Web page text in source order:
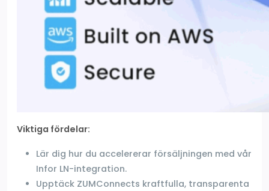
Viktiga fördelar:
Lär dig hur du accelererar försäljningen med vår
Infor LN-integration.
Upptäck ZUMConnects kraftfulla, transparenta